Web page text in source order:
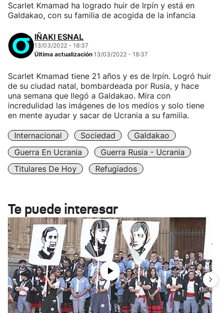
Scarlet Kmamad ha logrado huir de Irpín y está en
Galdakao, con su familia de acogida de la infancia
IÑAKI ESNAL
13/03/2022 - 18:37
Última actualización 13/03/2022 - 18:37
Scarlet Kmamad tiene 21 años y es de Irpín. Logró huir
de su ciudad natal, bombardeada por Rusia, y hace
una semana que llegó a Galdakao. Mira con
incredulidad las imágenes de los medios y solo tiene
en mente ayudar y sacar de Ucrania a su familia.
Internacional Sociedad
Galdakao
Guerra En Ucrania
Guerra Rusia - Ucrania
Titulares De Hoy
Refugiados
Te puede interesar